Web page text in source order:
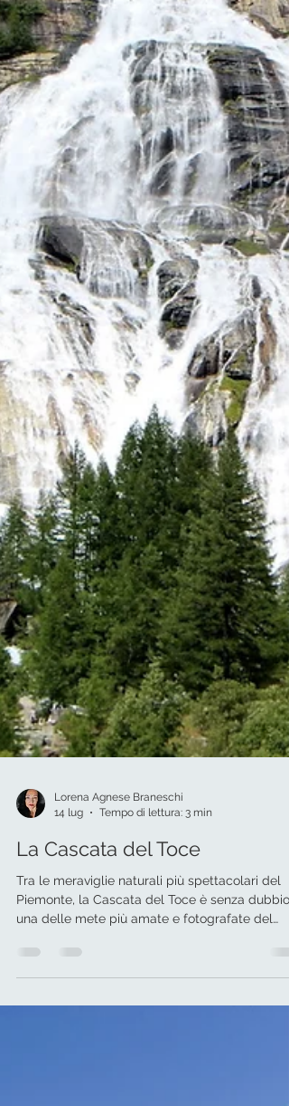
14 lug
Tempo di lettura: 3 min
La Cascata del Toce
Tra le meraviglie naturali più spettacolari del
Piemonte, la Cascata del Toce è senza dubbio
uno scenario mozzafiato che ogni anno